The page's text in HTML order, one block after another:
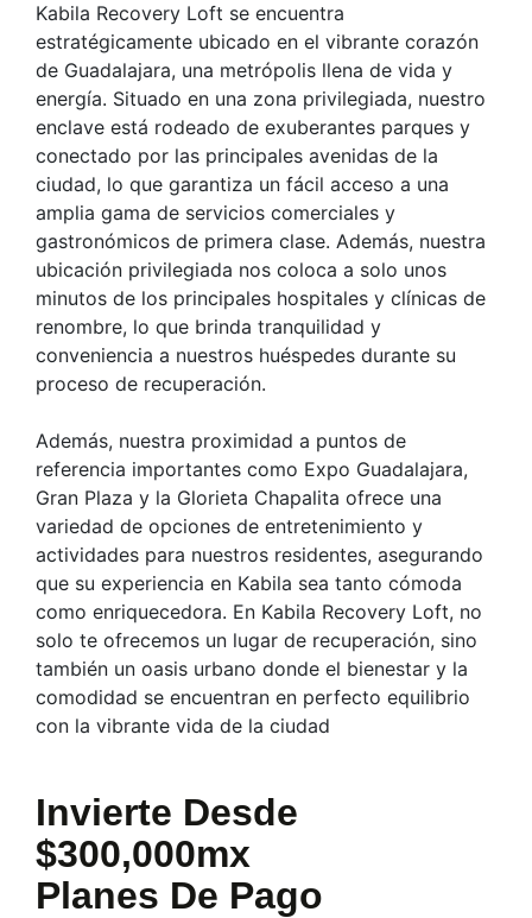
Kabila Recovery Loft se encuentra
estratégicamente ubicado en el vibrante corazón
de Guadalajara, una metrópolis llena de vida y
energía. Situado en una zona privilegiada, nuestro
enclave está rodeado de exuberantes parques y
conectado por las principales avenidas de la
ciudad, lo que garantiza un fácil acceso a una
amplia gama de servicios comerciales y
gastronómicos de primera clase. Además, nuestra
ubicación privilegiada nos coloca a solo unos
minutos de los principales hospitales y clínicas de
renombre, lo que brinda tranquilidad y
conveniencia a nuestros huéspedes durante su
proceso de recuperación.
Además, nuestra proximidad a puntos de
referencia importantes como Expo Guadalajara,
Gran Plaza y la Glorieta Chapalita ofrece una
variedad de opciones de entretenimiento y
actividades para nuestros residentes, asegurando
que su experiencia en Kabila sea tanto cómoda
como enriquecedora. En Kabila Recovery Loft, no
solo te ofrecemos un lugar de recuperación, sino
también un oasis urbano donde el bienestar y la
comodidad se encuentran en perfecto equilibrio
con la vibrante vida de la ciudad
Invierte Desde
$300,000mx
Planes De Pago